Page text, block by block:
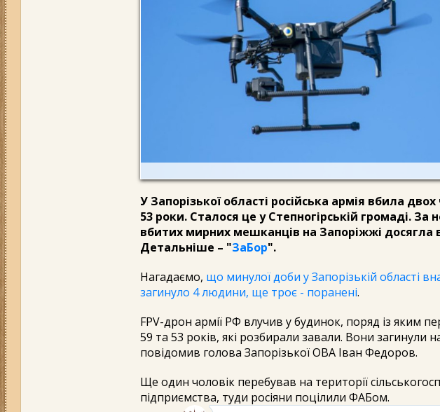
У Запорізької області російська армія вбила двох
53 роки. Сталося це у Степногірській громаді. За
вбитих мирних мешканців на Запоріжжі досягла
Детальніше – "ЗаБор".
Нагадаємо, що минулої доби у Запорізькій області
загинуло 4 людини, ще троє - поранені.
FPV-дрон армії РФ влучив у будинок, поряд із яким
59 та 53 років, які розбирали завали. Вони загинули
повідомив голова Запорізької ОВА Іван Федоров.
Ще один чоловік перебував на території
підприємства, туди росіяни поцілили ФАБом.